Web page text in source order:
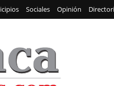
Sociales Opinión